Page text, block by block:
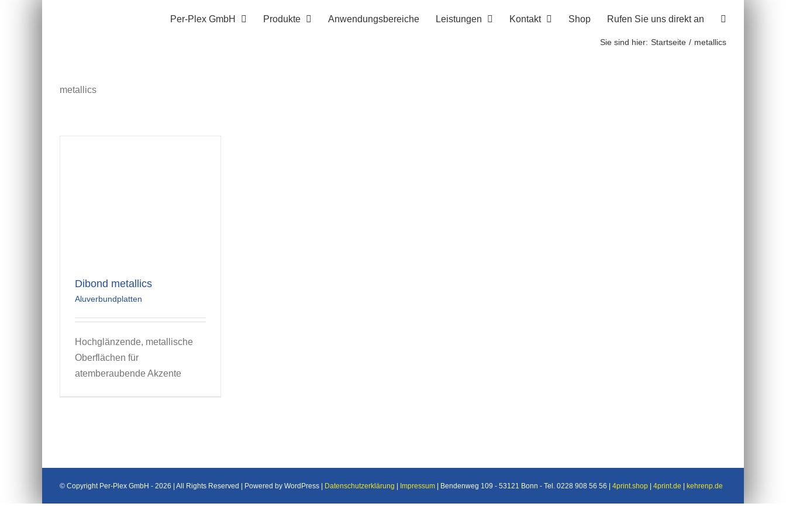
Per-Plex GmbH Produkte Anwendungsbereiche Leistungen Kontakt Shop Rufen Sie uns direkt an
Sie sind hier: Startseite metallics
metallics
Dibond metallics
Aluverbundplatten
Hochglänzende, metallische
Oberflächen für
atemberaubende Akzente
© Copyright Per-Plex GmbH - 2026 | All Rights Reserved | Powered by WordPress | Datenschutzerklärung Impressum | Bendenweg 109 - 53121 Bonn - Tel. 0228 908 56 56 | 4print.shop 4print.de kehrenp.de